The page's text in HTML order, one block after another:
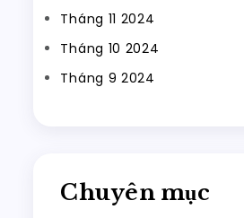
Tháng 11 2024
Tháng 10 2024
Tháng 9 2024
Chuyên mục